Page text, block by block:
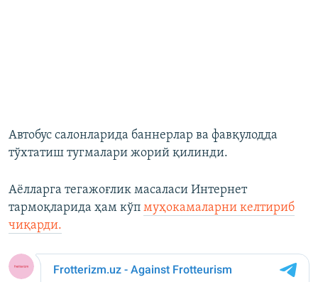
Автобус салонларида баннерлар ва фавқулодда
тўхтатиш тугмалари жорий қилинди.
Аёлларга тегажоғлик масаласи Интернет
тармоқларида ҳам кўп муҳокамаларни келтириб
чиқарди.